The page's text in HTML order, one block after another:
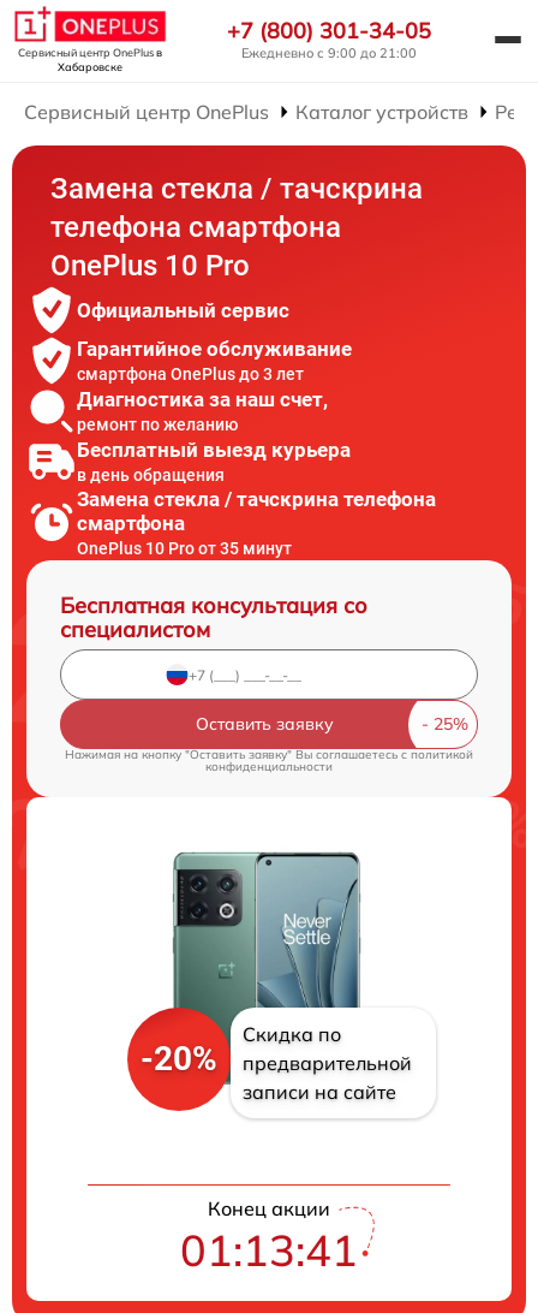
Сервисный центр OnePlusв
Хабаровске
+7 (800) 301-34-05
Ежедневно с 9:00 до 21:00
Сервисный центр OnePlus Каталог устройств
Замена стекла / тачскрина
телефона смартфона
OnePlus 10 Pro
Официальный сервис
Гарантийное обслуживание
смартфона OnePlus до 3 лет
Диагностика за наш счет,
ремонт по желанию
Бесплатный выезд курьера
в день обращения
Замена стекла / тачскрина телефона
смартфона
OnePlus 10 Pro от 35 минут
Бесплатная консультация со
специалистом
Оставить заявку
Нажимая на кнопку "Оставить заявку" Вы соглашаетесь c политикой
конфиденциальности
-20%
Скидка по
предварительной
записи на сайте
Конец акции
01:13:40